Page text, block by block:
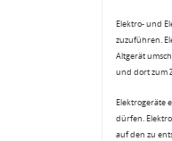
Elektro- und
zuzuführen.
Altgerät
und dort zum
Elektrogeräte
dürfen.
auf den zu